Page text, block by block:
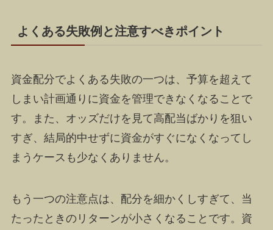
よくある失敗例と注意すべきポイント
資金配分でよくある失敗の一つは、予算を超えて
しまい計画通りに資金を管理できなくなることで
す。また、オッズだけを見て高配当ばかりを狙い
すぎ、結局的中せずに資金がすぐになくなってし
まうケースも少なくありません。
もう一つの注意点は、配分を細かくしすぎて、当
たったときのリターンが小さくなることです。資